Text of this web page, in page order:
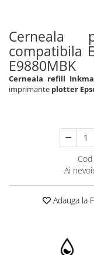
Cerneala
compatibila
E9880MBK
Cerneala refill
imprimante plotter
Ai
Adauga la